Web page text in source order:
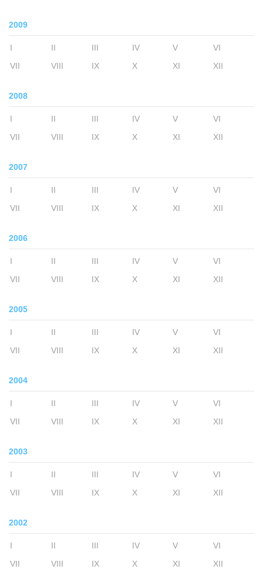
2009
I II III IV V
VI
VII
VIII IX X XI XII
2008
I II III IV V
VI
VII
VIII IX X XI XII
2007
I II III IV V
VI
VII
VIII IX X XI XII
2006
I II III IV V
VI
VII
VIII IX X XI XII
2005
I II III IV V
VI
VII
VIII IX X XI XII
2004
I II III IV V
VI
VII
VIII IX X XI XII
2003
I II III IV V
VI
VII
VIII IX X XI XII
2002
I II III IV V
VI
VII
VIII IX X XI XII